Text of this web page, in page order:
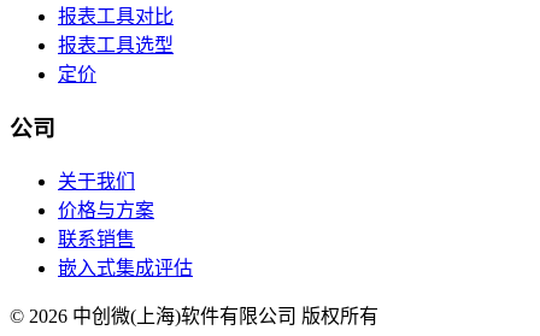
报表工具对比
报表工具选型
定价
公司
关于我们
价格与方案
联系销售
嵌入式集成评估
© 2026 中创微(上海)软件有限公司 版权所有